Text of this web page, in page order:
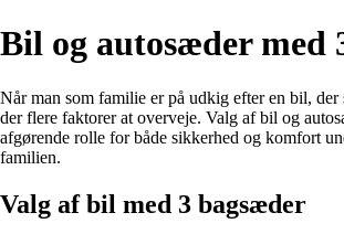
Bil og autosæder med
Når man som familie er på udkig efter en bil,
der flere faktorer at overveje. Valg af bil og
afgørende rolle for både sikkerhed og komfort
familien.
Valg af bil med 3 bagsæder